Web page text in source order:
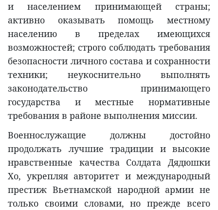
и населением принимающей страны;
активно оказывать помощь местному
населению в пределах имеющихся
возможностей; строго соблюдать требования
безопасности личного состава и сохранности
техники; неукоснительно выполнять
законодательство принимающего
государства и местные нормативные
требования в районе выполнения миссии.
Военнослужащие должны достойно
продолжать лучшие традиции и высокие
нравственные качества Солдата Дядюшки
Хо, укрепляя авторитет и международный
престиж Вьетнамской народной армии не
только своими словами, но прежде всего